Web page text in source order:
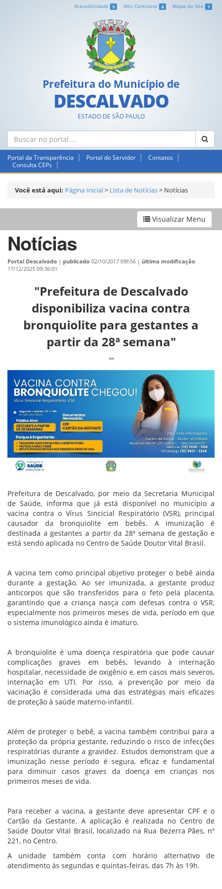
Acessibilidade 5 Alto Contraste 6 Mapa do Site 7
Prefeitura do Município de
DESCALVADO
ESTADO DE SÃO PAULO
Portal da Transparência Portal do Servidor
Contatos
Consulta CEPs
Você está aqui: Página Inicial> Lista de Notícias> Notícias
Visualizar Menu
Notícias
Portal Descalvado | publicado 02/10/2017 09h56 | última modificação
17/12/2025 09:36:01
"Prefeitura de Descalvado
disponibiliza vacina contra
bronquiolite para gestantes a
partir da 28ª semana"
""
Prefeitura de Descalvado, por meio da Secretaria Municipal
de Saúde, informa que já está disponível no município a
vacina contra o Vírus Sincicial Respiratório (VSR), principal
causador da bronquiolite em bebês. A imunização é
destinada a gestantes a partir da 28ª semana de gestação e
está sendo aplicada no Centro de Saúde Doutor Vital Brasil.
A vacina tem como principal objetivo proteger o bebê ainda
durante a gestação. Ao ser imunizada, a gestante produz
anticorpos que são transferidos para o feto pela placenta,
garantindo que a criança nasça com defesas contra o VSR,
especialmente nos primeiros meses de vida, período em que
o sistema imunológico ainda é imaturo.
A bronquiolite é uma doença respiratória que pode causar
complicações graves em bebês, levando à internação
hospitalar, necessidade de oxigênio e, em casos mais severos,
internação em UTI. Por isso, a prevenção por meio da
vacinação é considerada uma das estratégias mais eficazes
de proteção à saúde materno-infantil.
Além de proteger o bebê, a vacina também contribui para a
proteção da própria gestante, reduzindo o risco de infecções
respiratórias durante a gravidez. Estudos demonstram que a
imunização nesse período é segura, eficaz e fundamental
para diminuir casos graves da doença em crianças nos
primeiros meses de vida.
Para receber a vacina, a gestante deve apresentar CPF e o
Cartão da Gestante. A aplicação é realizada no Centro de
Saúde Doutor Vital Brasil, localizado na Rua Bezerra Pães, nº
221, no Centro.
A unidade também conta com horário alternativo de
atendimento às segundas e quintas-feiras, das 7h às 19h.